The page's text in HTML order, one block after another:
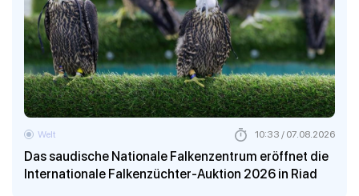
Das saudische Nationale Falkenzentrum eröffnet die
Internationale Falkenzüchter-Auktion 2026 in Riad
Welt 10:33 / 07.08.2026